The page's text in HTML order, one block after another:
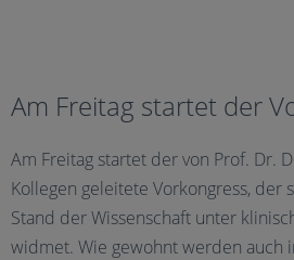
Am Freitag startet der
Am Freitag startet der von Prof. Dr.
Kollegen geleitete Vorkongress, der
Stand der Wissenschaft unter
widmet. Wie gewohnt werden auch